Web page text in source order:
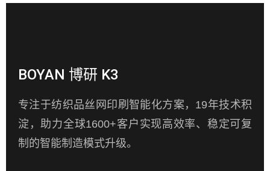
BOYAN 博研 K3
专注于纺织品丝网印刷智能化方案，19年技术积
淀，助力全球1600+客户实现高效率、稳定可复
制的智能制造模式升级。